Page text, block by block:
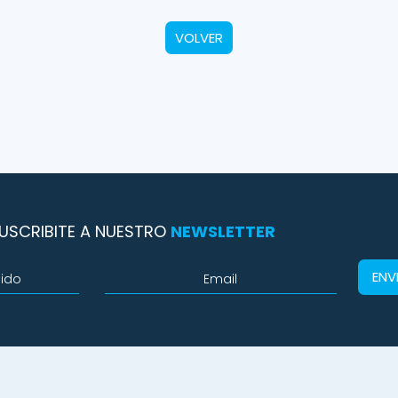
VOLVER
A NUESTRO NEWSLETTER